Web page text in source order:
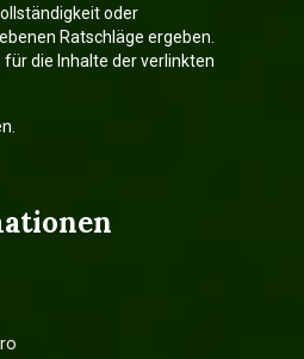
oder
Ratschläge ergeben.
die Inhalte der verlinkten